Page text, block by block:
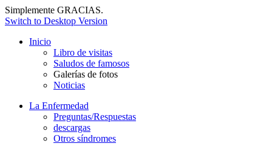
Simplemente GRACIAS.
Switch to Desktop Version
Inicio
Libro de visitas
Saludos de famosos
Galerías de fotos
Noticias
La Enfermedad
Preguntas/Respuestas
descargas
Otros síndromes